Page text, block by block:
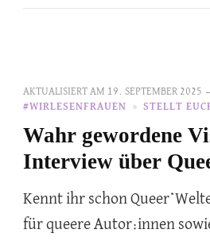
AKTUALISIERT AM 19. SEPTEMBER 2025
#WIRLESENFRAUEN
STELLT
Wahr gewordene
Interview über
Kennt ihr schon
für queere Autor:innen